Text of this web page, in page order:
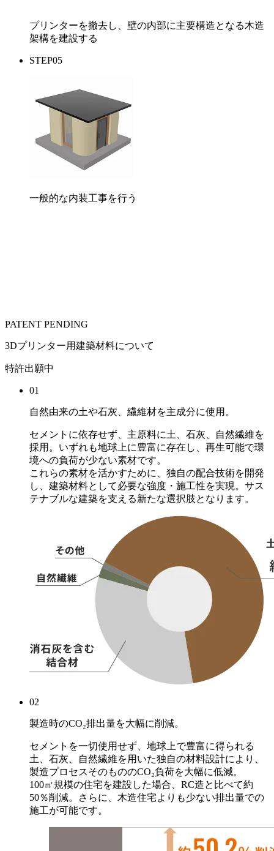
プリンターを撤去し、壁の内部に主要構造となる木造
架構を建設する
STEP05
一般的な内装工事を行う
PATENT PENDING
3Dプリンター用建築材料について
特許出願中
01
自然由来の土や石灰、繊維材を主成分に使用。
セメントに依存せず、主原料に土、石灰、自然繊維を
採用。いずれも地球上に豊富に存在し、再生可能で環
境への負荷が少ない素材です。
これらの素材を活かすために、独自の配合技術を開発
し、建築材料として必要な強度・施工性を実現。サス
テナブルな建築を支える新たな選択肢となります。
02
製造時のCO₂排出量を大幅に削減。
セメントを一切使用せず、地球上で豊富に得られる
土、石灰、自然繊維を用いた独自の材料設計により、
製造プロセスそのもののCO₂負荷を大幅に低減。
100㎡規模の住宅を建設した場合、RC造と比べて約
50％削減。さらに、木造住宅よりも少ない排出量での
施工が可能です。